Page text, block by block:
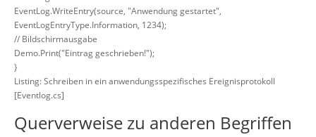
EventLog.WriteEntry(source, "Anwendung gestartet",
EventLogEntryType.Information, 1234);
// Bildschirmausgabe
Demo.Print("Eintrag geschrieben!");
}
Listing: Schreiben in ein anwendungsspezifisches Ereignisprotokoll
[Eventlog.cs]
Querverweise zu anderen Begriffen